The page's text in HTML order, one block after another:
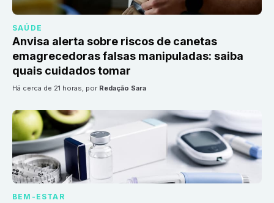
SAÚDE
Anvisa alerta sobre riscos de canetas
emagrecedoras falsas manipuladas: saiba
quais cuidados tomar
há cerca de 21 horas, por Redação Sara
BEM-ESTAR